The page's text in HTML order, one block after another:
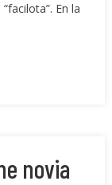
En la
novia